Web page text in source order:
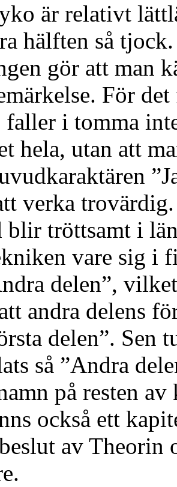
är relativt
hälften så
gör att man
För
i tomma
hela, utan att
verka
blir tröttsamt i
vare sig i
delen”,
andra delens
delen”. Sen
så ”Andra
på resten
också ett
av Theorin